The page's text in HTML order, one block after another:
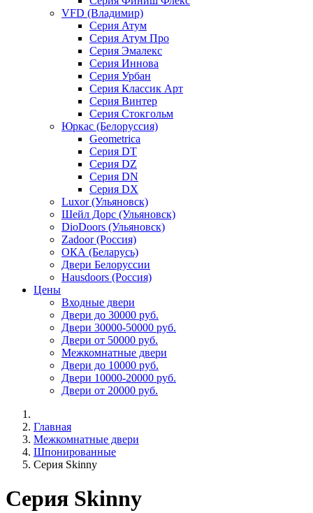
VFD (Владимир)
Серия Атум
Серия Атум Про
Серия Эмалекс
Серия Иннова
Серия Урбан
Серия Классик Арт
Серия Винтер
Серия Стокгольм
Юркас (Белоруссия)
Geometrica
Серия DT
Серия DZ
Серия DN
Серия DX
Luxor (Ульяновск)
Шейл Дорс (Ульяновск)
DioDoors (Ульяновск)
Zadoor (Россия)
ОКА (Беларусь)
Двери Белоруссии
Hausdoors (Россия)
Цены
Входные двери
Двери до 30000 руб.
Двери 30000-50000 руб.
Двери от 50000 руб.
Межкомнатные двери
Двери до 10000 руб.
Двери 10000-20000 руб.
Двери от 20000 руб.
Главная
Межкомнатные двери
Шпонированные
Серия Skinny
Серия Skinny